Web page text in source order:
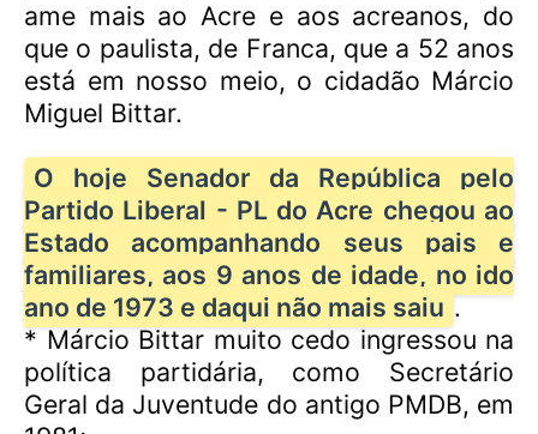
ame mais ao Acre e aos acreanos, do
que o paulista, de Franca, que a 52 anos
está em nosso meio, o cidadão Márcio
Miguel Bittar.
O hoje Senador da República pelo
Partido Liberal - PL do Acre chegou ao
Estado acompanhando seus pais e
familiares, aos 9 anos de idade, no ido
ano de 1973 e daqui não mais saiu .
* Márcio Bittar muito cedo ingressou na
política partidária, como Secretário
Geral da Juventude do antigo PMDB, em